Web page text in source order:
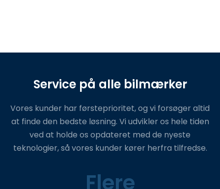
Service på alle bilmærker
​Vores kunder har førsteprioritet, og vi forsøger altid
at finde den bedste løsning. Vi udvikler os hele tiden
ved at holde os opdateret med de nyeste
teknologier, så vores kunder kører herfra tilfredse.
Flere